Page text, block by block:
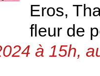
Eros,
fleur de
à 15h,